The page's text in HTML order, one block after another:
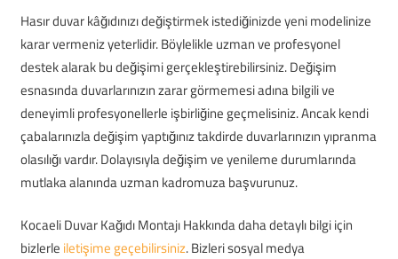
Hasır duvar kâğıdınızı değiştirmek istediğinizde yeni modelinize
karar vermeniz yeterlidir. Böylelikle uzman ve profesyonel
destek alarak bu değişimi gerçekleştirebilirsiniz. Değişim
esnasında duvarlarınızın zarar görmemesi adına bilgili ve
deneyimli profesyonellerle işbirliğine geçmelisiniz. Ancak kendi
çabalarınızla değişim yaptığınız takdirde duvarlarınızın yıpranma
olasılığı vardır. Dolayısıyla değişim ve yenileme durumlarında
mutlaka alanında uzman kadromuza başvurunuz.
Kocaeli Duvar Kağıdı Montajı Hakkında daha detaylı bilgi için
bizlerle iletişime geçebilirsiniz. Bizleri sosyal medya